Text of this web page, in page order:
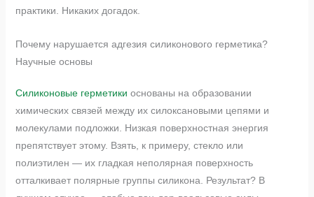
практики. Никаких догадок.
Почему нарушается адгезия силиконового герметика?
Научные основы
Силиконовые герметики основаны на образовании
химических связей между их силоксановыми цепями и
молекулами подложки. Низкая поверхностная энергия
препятствует этому. Взять, к примеру, стекло или
полиэтилен — их гладкая неполярная поверхность
отталкивает полярные группы силикона. Результат? В